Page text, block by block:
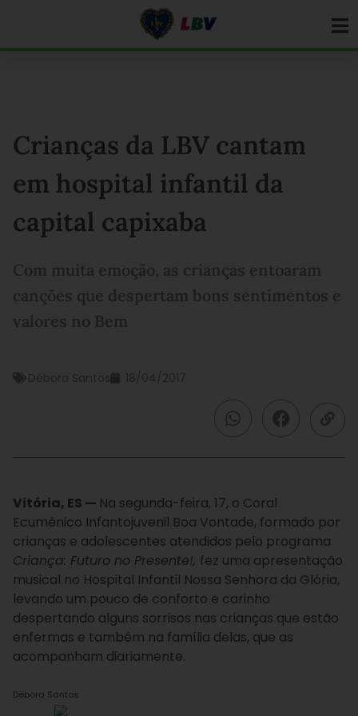
Crianças da LBV cantam
em hospital infantil da
capital capixaba
Com muita emoção, as crianças entoaram
canções que despertam bons sentimentos e
valores no Bem
Débora Santos 18/04/2017
Vitória, ES — Na segunda-feira, 17, o Coral
Ecumênico Infantojuvenil Boa Vontade, formado por
crianças e adolescentes atendidos pelo programa
Criança: Futuro no Presente!, fez uma apresentação
musical no Hospital Infantil Nossa Senhora da Glória,
levando um pouco de conforto e carinho
despertando alguns sorrisos nas crianças que estão
enfermas e também na família delas, que as
acompanham diariamente.
Débora Santos